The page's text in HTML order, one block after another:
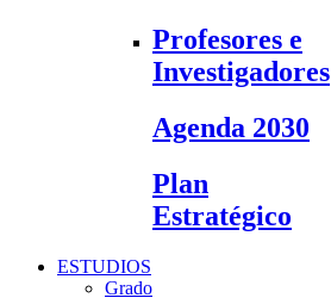
Profesores e
Investigadores
Agenda 2030
Plan
Estratégico
ESTUDIOS
Grado